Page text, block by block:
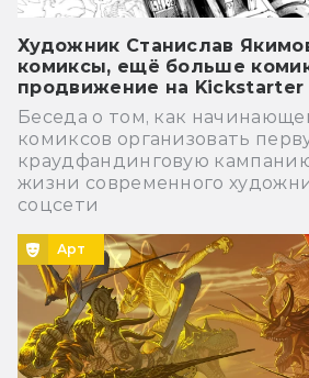
Художник Станислав
комиксы, ещё больше
продвижение на Kickstarter
Беседа о том, как
комиксов организовать
краудфандинговую
жизни современного
соцсети
Арт